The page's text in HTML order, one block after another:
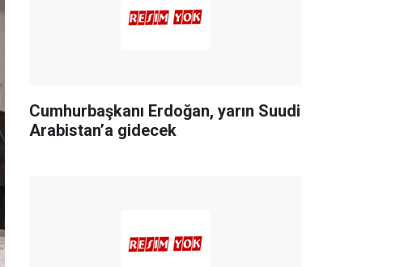
Cumhurbaşkanı Erdoğan, yarın Suudi
Arabistan’a gidecek